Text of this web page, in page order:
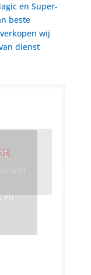
en Super-
beste
wij
dienst
en
ooit